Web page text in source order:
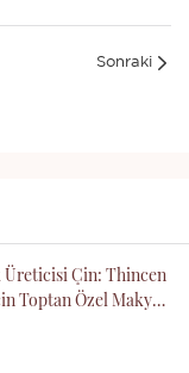
Sonraki
Çin: Thincen
Toptan Özel Makyaj